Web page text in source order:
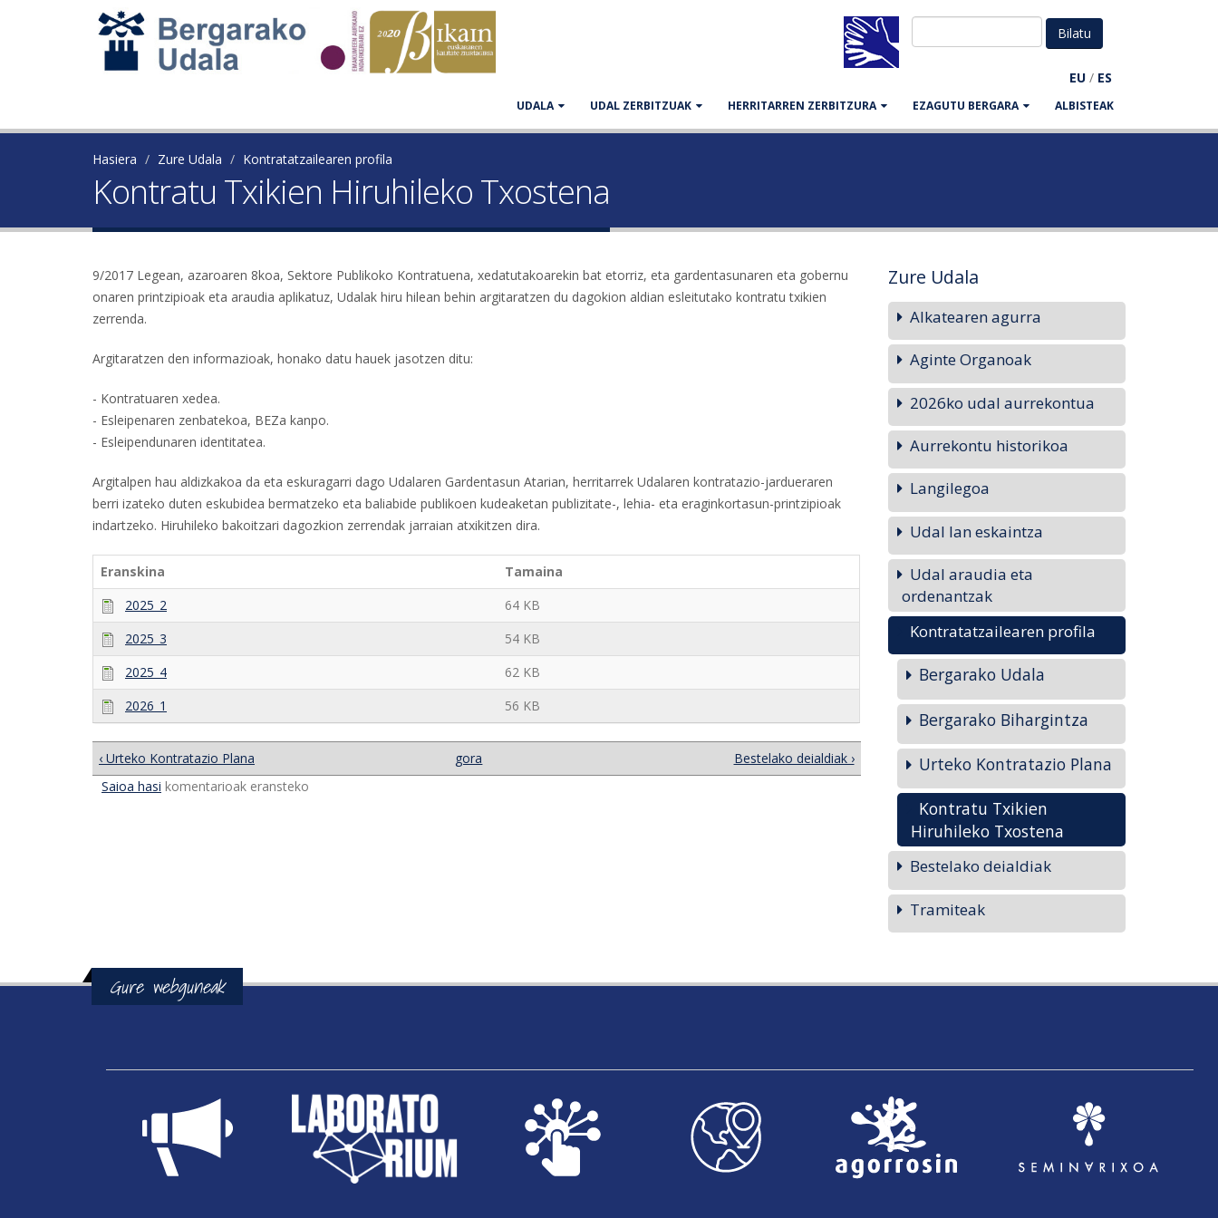
EU / ES
UDALA UDAL ZERBITZUAK HERRITARREN ZERBITZURA EZAGUTU BERGARA ALBISTEAK
Hasiera Zure Udala Kontratatzailearen profila
Kontratu Txikien Hiruhileko Txostena
9/2017 Legean, azaroaren 8koa, Sektore Publikoko Kontratuena, xedatutakoarekin bat etorriz, eta gardentasunaren eta gobernu
onaren printzipioak eta araudia aplikatuz, Udalak hiru hilean behin argitaratzen du dagokion aldian esleitutako kontratu txikien
zerrenda.
Argitaratzen den informazioak, honako datu hauek jasotzen ditu:
- Kontratuaren xedea.
- Esleipenaren zenbatekoa, BEZa kanpo.
- Esleipendunaren identitatea.
Argitalpen hau aldizkakoa da eta eskuragarri dago Udalaren Gardentasun Atarian, herritarrek Udalaren kontratazio-jardueraren
berri izateko duten eskubidea bermatzeko eta baliabide publikoen kudeaketan publizitate-, lehia- eta eraginkortasun-printzipioak
indartzeko. Hiruhileko bakoitzari dagozkion zerrendak jarraian atxikitzen dira.
Eranskina
Tamaina
2025_2
64 KB
2025_3
54 KB
2025_4
62 KB
2026_1
56 KB
‹ Urteko Kontratazio Plana gora
Bestelako deialdiak ›
Saioa hasi komentarioak eransteko
Zure Udala
Alkatearen agurra
Aginte Organoak
2026ko udal aurrekontua
Aurrekontu historikoa
Langilegoa
Udal lan eskaintza
Udal araudia eta
ordenantzak
Kontratatzailearen profila
Bergarako Udala
Bergarako Bihargintza
Urteko Kontratazio Plana
Kontratu Txikien
Hiruhileko Txostena
Bestelako deialdiak
Tramiteak
Gure webguneak